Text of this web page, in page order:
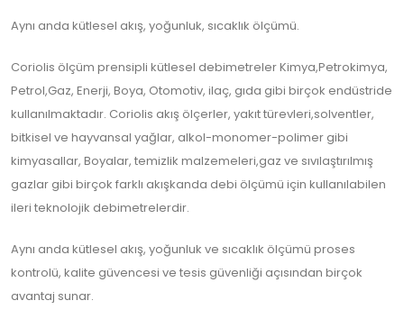
Aynı anda kütlesel akış, yoğunluk, sıcaklık ölçümü.
Coriolis ölçüm prensipli kütlesel debimetreler Kimya,Petrokimya,
Petrol,Gaz, Enerji, Boya, Otomotiv, ilaç, gıda gibi birçok endüstride
kullanılmaktadır. Coriolis akış ölçerler, yakıt türevleri,solventler,
bitkisel ve hayvansal yağlar, alkol-monomer-polimer gibi
kimyasallar, Boyalar, temizlik malzemeleri,gaz ve sıvılaştırılmış
gazlar gibi birçok farklı akışkanda debi ölçümü için kullanılabilen
ileri teknolojik debimetrelerdir.
Aynı anda kütlesel akış, yoğunluk ve sıcaklık ölçümü proses
kontrolü, kalite güvencesi ve tesis güvenliği açısından birçok
avantaj sunar.